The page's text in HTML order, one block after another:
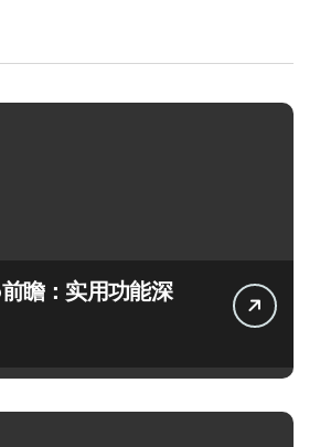
瞻：实用功能深